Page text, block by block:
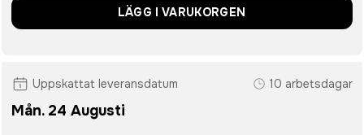
LÄGG I VARUKORGEN
Uppskattat leveransdatum 10 arbetsdagar
Mån. 24 Augusti